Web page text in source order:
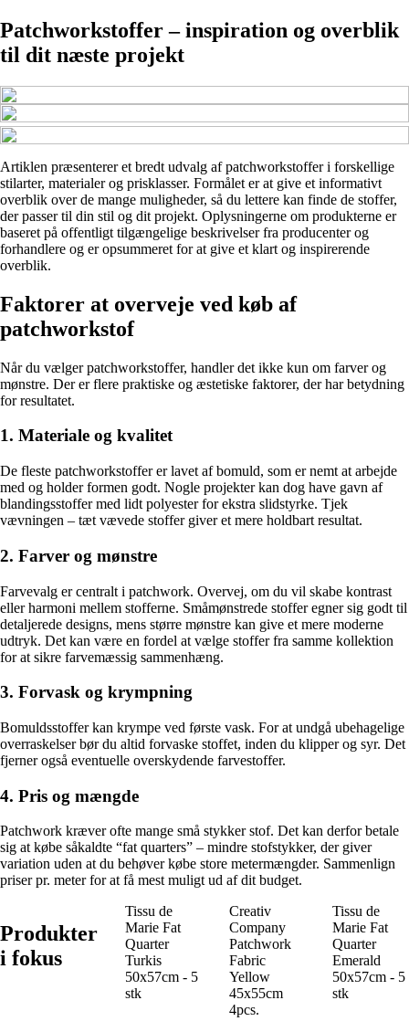
Patchworkstoffer – inspiration og overblik
til dit næste projekt
Artiklen præsenterer et bredt udvalg af patchworkstoffer i forskellige
stilarter, materialer og prisklasser. Formålet er at give et informativt
overblik over de mange muligheder, så du lettere kan finde de stoffer,
der passer til din stil og dit projekt. Oplysningerne om produkterne er
baseret på offentligt tilgængelige beskrivelser fra producenter og
forhandlere og er opsummeret for at give et klart og inspirerende
overblik.
Faktorer at overveje ved køb af
patchworkstof
Når du vælger patchworkstoffer, handler det ikke kun om farver og
mønstre. Der er flere praktiske og æstetiske faktorer, der har betydning
for resultatet.
1. Materiale og kvalitet
De fleste patchworkstoffer er lavet af bomuld, som er nemt at arbejde
med og holder formen godt. Nogle projekter kan dog have gavn af
blandingsstoffer med lidt polyester for ekstra slidstyrke. Tjek
vævningen – tæt vævede stoffer giver et mere holdbart resultat.
2. Farver og mønstre
Farvevalg er centralt i patchwork. Overvej, om du vil skabe kontrast
eller harmoni mellem stofferne. Småmønstrede stoffer egner sig godt til
detaljerede designs, mens større mønstre kan give et mere moderne
udtryk. Det kan være en fordel at vælge stoffer fra samme kollektion
for at sikre farvemæssig sammenhæng.
3. Forvask og krympning
Bomuldsstoffer kan krympe ved første vask. For at undgå ubehagelige
overraskelser bør du altid forvaske stoffet, inden du klipper og syr. Det
fjerner også eventuelle overskydende farvestoffer.
4. Pris og mængde
Patchwork kræver ofte mange små stykker stof. Det kan derfor betale
sig at købe såkaldte “fat quarters” – mindre stofstykker, der giver
variation uden at du behøver købe store metermængder. Sammenlign
priser pr. meter for at få mest muligt ud af dit budget.
Produkter
i fokus
Tissu de
Marie Fat
Quarter
Turkis
50x57cm - 5
stk
Creativ
Company
Patchwork
Fabric
Yellow
45x55cm
4pcs.
Tissu de
Marie Fat
Quarter
Emerald
50x57cm - 5
stk